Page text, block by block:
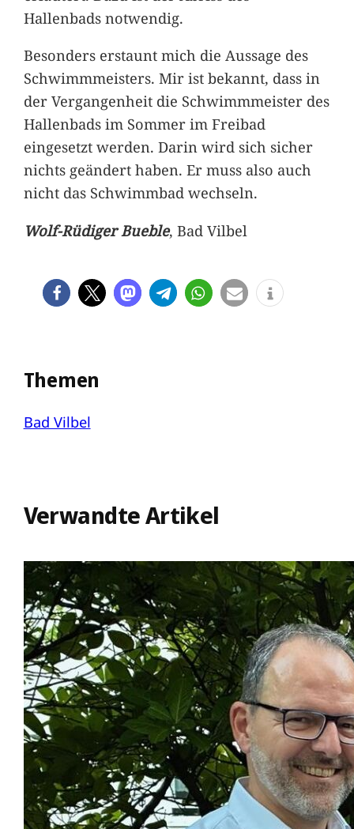
Hallenbads notwendig.
Besonders erstaunt mich die Aussage des
Schwimmmeisters. Mir ist bekannt, dass in
der Vergangenheit die Schwimmmeister des
Hallenbads im Sommer im Freibad
eingesetzt werden. Darin wird sich sicher
nichts geändert haben. Er muss also auch
nicht das Schwimmbad wechseln.
Wolf-Rüdiger Bueble, Bad Vilbel
Themen
Bad Vilbel
Verwandte Artikel